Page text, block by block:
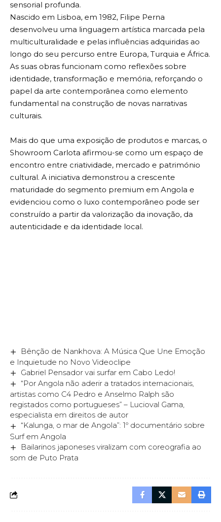
sensorial profunda.
Nascido em Lisboa, em 1982, Filipe Perna
desenvolveu uma linguagem artística marcada pela
multiculturalidade e pelas influências adquiridas ao
longo do seu percurso entre Europa, Turquia e África.
As suas obras funcionam como reflexões sobre
identidade, transformação e memória, reforçando o
papel da arte contemporânea como elemento
fundamental na construção de novas narrativas
culturais.
Mais do que uma exposição de produtos e marcas, o
Showroom Carlota afirmou-se como um espaço de
encontro entre criatividade, mercado e património
cultural. A iniciativa demonstrou a crescente
maturidade do segmento premium em Angola e
evidenciou como o luxo contemporâneo pode ser
construído a partir da valorização da inovação, da
autenticidade e da identidade local.
Bênção de Nankhova: A Música Que Une Emoção
e Inquietude no Novo Videoclipe
Gabriel Pensador vai surfar em Cabo Ledo!
“Por Angola não aderir a tratados internacionais,
artistas como C4 Pedro e Anselmo Ralph são
registados como portugueses” – Lucioval Gama,
especialista em direitos de autor
“Kalunga, o mar de Angola”: 1º documentário sobre
Surf em Angola
Bailarinos japoneses viralizam com coreografia ao
som de Puto Prata